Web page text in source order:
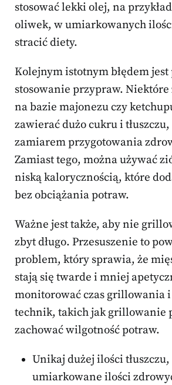
stosować lekki olej, na
oliwek, w umiarkowanych
stracić diety.
Kolejnym istotnym błędem jest
stosowanie przypraw. Niektóre
na bazie majonezu czy
zawierać dużo cukru i tłuszczu,
zamiarem przygotowania
Zamiast tego, można używać
niską kalorycznością, które
bez obciążania potraw.
Ważne jest także, aby nie
zbyt długo. Przesuszenie to
problem, który sprawia, że
stają się twarde i mniej
monitorować czas grillowania i
technik, takich jak grillowanie
zachować wilgotność potraw.
Unikaj dużej ilości tłuszczu,
umiarkowane ilości